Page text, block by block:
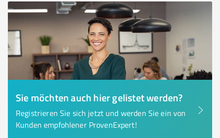
Sie möchten auch hier gelistet werden?
Registrieren Sie sich jetzt und werden Sie ein von
Kunden empfohlener ProvenExpert!